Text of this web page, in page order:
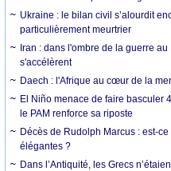
Ukraine : le bilan civil s’alourdit
particulièrement meurtrier
Iran : dans l'ombre de la guerre
s'accélèrent
Daech : l'Afrique au cœur de la
El Niño menace de faire basculer
le PAM renforce sa riposte
Décès de Rudolph Marcus : est-
élégantes ?
Dans l’Antiquité, les Grecs